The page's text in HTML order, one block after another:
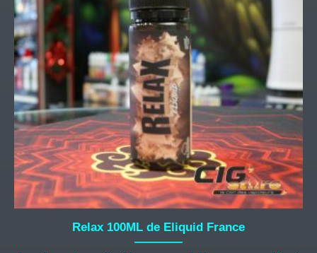
Relax 100ML de Eliquid France